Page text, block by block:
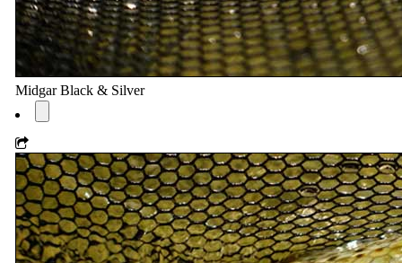
Midgar Black & Silver